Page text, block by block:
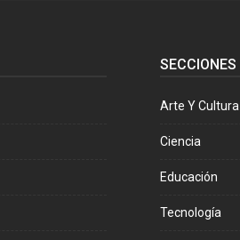
SECCIONES
Arte Y Cultura
Ciencia
Educación
Tecnología